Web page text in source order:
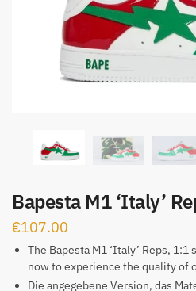
Bapesta M1 ‘Italy’
€107.00
The Bapesta M1 ‘Italy’ Reps,
now to experience the quality of
Die angegebene Version, das